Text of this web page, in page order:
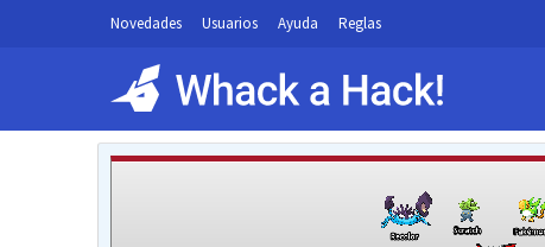
Novedades Usuarios Ayuda Reglas